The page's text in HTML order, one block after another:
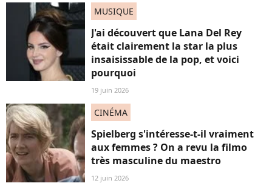
MUSIQUE
J'ai découvert que Lana Del Rey
était clairement la star la plus
insaisissable de la pop, et voici
pourquoi
19 juin 2026
CINÉMA
Spielberg s'intéresse-t-il vraiment
aux femmes ? On a revu la filmo
très masculine du maestro
12 juin 2026